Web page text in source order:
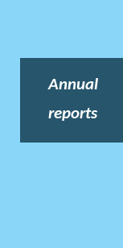
Annual
reports